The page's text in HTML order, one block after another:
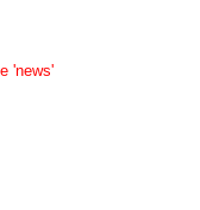
'news'